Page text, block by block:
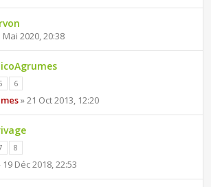
Mai 2020, 20:38
6
» 21 Oct 2013, 12:20
8
19 Déc 2018, 22:53